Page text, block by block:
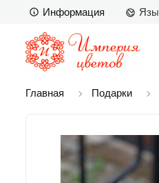
Информация
Главная Подарки